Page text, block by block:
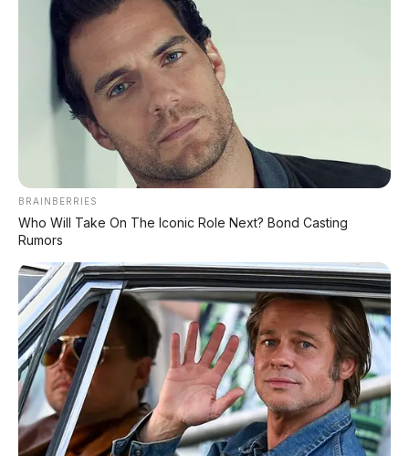
Honda Brio RS Urbanite hadir dengan konsep
desain yang lebih segar dan beda dari varian RS
biasa. Beberapa ciri khasnya:
Warna eksklusif Taffeta White dengan atap
hitam– two-tone yang bikin tampil beda
[citation:3].
Pelek 15 inci barudengan ban 185/55 R15.
Spoiler belakang besardengan wing tip tajam
di kiri-kanan, plus emblem "Urbanite" di bagian
belakang.
Rear under spoiler diffuserdan side under
spoiler hitam – makin sporty.
Gril depan hitamdengan logo RS.
Dimensinya tetap kompak: panjang 3.815 mm,
lebar 1.680 mm, tinggi 1.485 mm, dengan
wheelbase 2.405 mm – ideal buat manuver di
jalanan kota macet seperti Denpasar [citation:3].
BRAINBERRIES
Who Will Take On The Iconic Role Next? Bond Casting
Rumors